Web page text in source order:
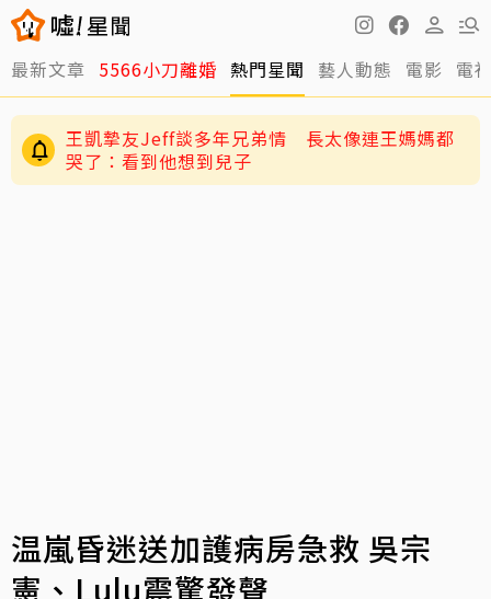
最新文章 5566小刀離婚 熱門星聞 藝人動態 電影 電
王凱摯友Jeff談多年兄弟情 長太像連王媽媽都
哭了：看到他想到兒子
温嵐昏迷送加護病房急救 吳宗
憲、Lulu震驚發聲